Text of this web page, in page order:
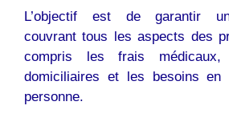
L’objectif est de garantir
couvrant tous les aspects des
compris les frais médicaux,
domiciliaires et les besoins en
personne.